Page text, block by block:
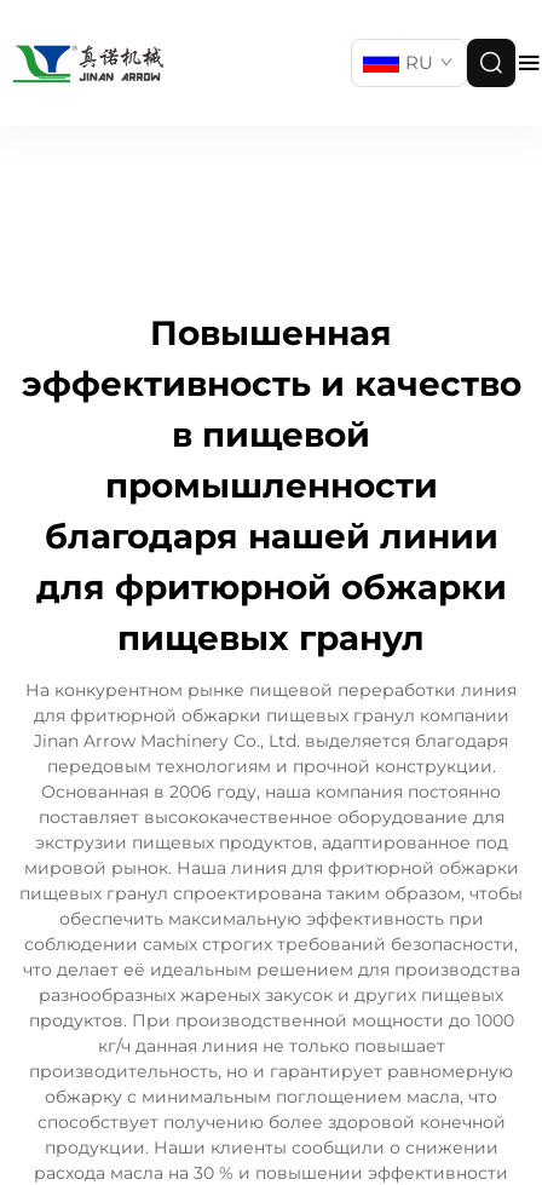
RU
Повышенная
эффективность и качество
в пищевой
промышленности
благодаря нашей линии
для фритюрной обжарки
пищевых гранул
На конкурентном рынке пищевой переработки линия
для фритюрной обжарки пищевых гранул компании
Jinan Arrow Machinery Co., Ltd. выделяется благодаря
передовым технологиям и прочной конструкции.
Основанная в 2006 году, наша компания постоянно
поставляет высококачественное оборудование для
экструзии пищевых продуктов, адаптированное под
мировой рынок. Наша линия для фритюрной обжарки
пищевых гранул спроектирована таким образом, чтобы
обеспечить максимальную эффективность при
соблюдении самых строгих требований безопасности,
что делает её идеальным решением для производства
разнообразных жареных закусок и других пищевых
продуктов. При производственной мощности до 1000
кг/ч данная линия не только повышает
производительность, но и гарантирует равномерную
обжарку с минимальным поглощением масла, что
способствует получению более здоровой конечной
продукции. Наши клиенты сообщили о снижении
расхода масла на 30 % и повышении эффективности